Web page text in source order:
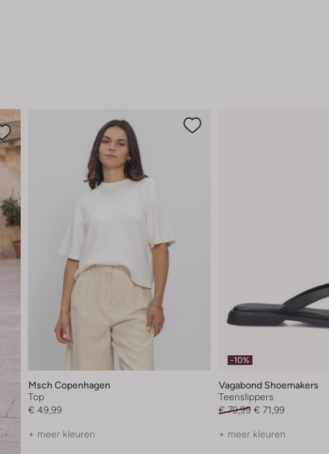
Msch Copenhagen
Top
€ 49,99
+ meer kleuren
-10%
Vagabond Shoemakers
Teenslippers
€ 79,99 € 71,99
+ meer kleuren